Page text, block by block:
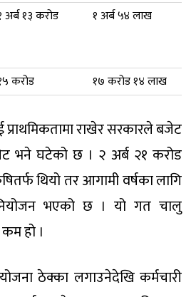
अर्ब १३ करोड १ अर्ब ५४ लाख
करोड १७ करोड १४ लाख
राखेर सरकारले बजेट
भने घटेको छ । २ अर्ब २१ करोड
थियो तर आगामी वर्षका लागि
भएको छ । यो गत चालु
हो ।
ठेक्का लगाउनेदेखि कर्मचारी